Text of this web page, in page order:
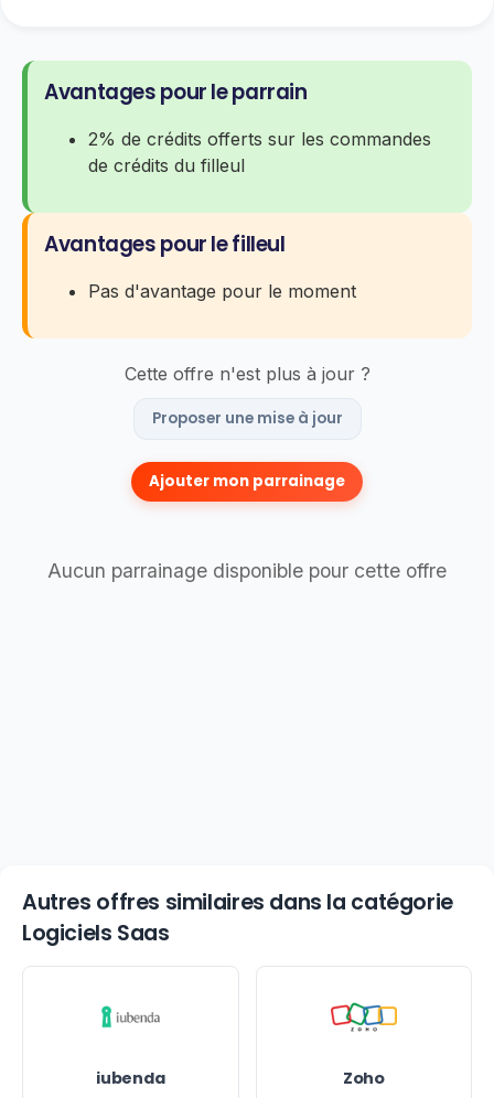
Avantages pour le parrain
2% de crédits offerts sur les commandes
de crédits du filleul
Avantages pour le filleul
Pas d'avantage pour le moment
Cette offre n'est plus à jour ?
Proposer une mise à jour
Ajouter mon parrainage
Aucun parrainage disponible pour cette offre
Autres offres similaires dans la catégorie
Logiciels Saas
iubenda Zoho